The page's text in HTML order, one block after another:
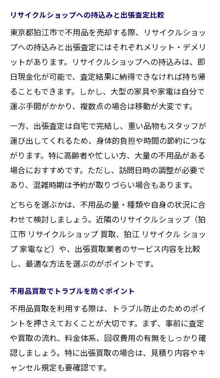
リサイクルショップへの持込みと出張査定比較
東京都狛江市で不用品を売却する際、リサイクルショッ
プへの持込みと出張査定にはそれぞれメリット・デメリ
ットがあります。リサイクルショップへの持込みは、即
日現金化が可能で、査定結果に納得できなければ持ち帰
ることもできます。しかし、大型の家具や家電は自分で
運ぶ手間がかかり、複数点の場合は移動が大変です。
一方、出張査定は自宅で完結し、重い品物もスタッフが
運び出してくれるため、身体的負担や時間の節約につな
がります。特に高齢者や忙しい方、大量の不用品がある
場合におすすめです。ただし、訪問日時の調整が必要で
あり、混雑時期は予約が取りづらい場合もあります。
どちらを選ぶかは、不用品の量・種類や自身の状況に合
わせて検討しましょう。近隣のリサイクルショップ（狛
江市 リサイクルショップ 買取、狛江 リサイクル ショッ
プ 家電など）や、出張買取業者のサービス内容を比較
し、最適な方法を選ぶのがポイントです。
不用品買取でトラブルを防ぐポイント
不用品買取を利用する際は、トラブル防止のためのポイ
ントを押さえておくことが大切です。まず、事前に査定
や買取の流れ、料金体系、回収費用の有無をしっかり確
認しましょう。特に出張買取の場合は、見積り内容やキ
ャンセル規定も要確認です。